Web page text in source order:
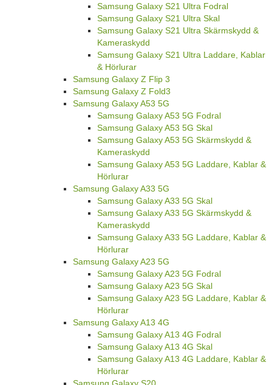
Samsung Galaxy S21 Ultra Fodral
Samsung Galaxy S21 Ultra Skal
Samsung Galaxy S21 Ultra Skärmskydd &
Kameraskydd
Samsung Galaxy S21 Ultra Laddare, Kablar
& Hörlurar
Samsung Galaxy Z Flip 3
Samsung Galaxy Z Fold3
Samsung Galaxy A53 5G
Samsung Galaxy A53 5G Fodral
Samsung Galaxy A53 5G Skal
Samsung Galaxy A53 5G Skärmskydd &
Kameraskydd
Samsung Galaxy A53 5G Laddare, Kablar &
Hörlurar
Samsung Galaxy A33 5G
Samsung Galaxy A33 5G Skal
Samsung Galaxy A33 5G Skärmskydd &
Kameraskydd
Samsung Galaxy A33 5G Laddare, Kablar &
Hörlurar
Samsung Galaxy A23 5G
Samsung Galaxy A23 5G Fodral
Samsung Galaxy A23 5G Skal
Samsung Galaxy A23 5G Laddare, Kablar &
Hörlurar
Samsung Galaxy A13 4G
Samsung Galaxy A13 4G Fodral
Samsung Galaxy A13 4G Skal
Samsung Galaxy A13 4G Laddare, Kablar &
Hörlurar